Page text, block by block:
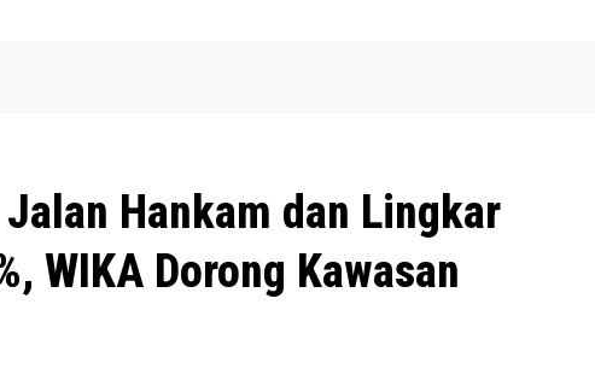
Hankam dan Lingkar
WIKA Dorong Kawasan